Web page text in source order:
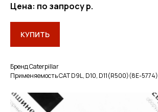
Цена: по запросур.
КУПИТЬ
Бренд Caterpillar
Применяемость CAT D9L, D10, D11(R500)(8E-5774)